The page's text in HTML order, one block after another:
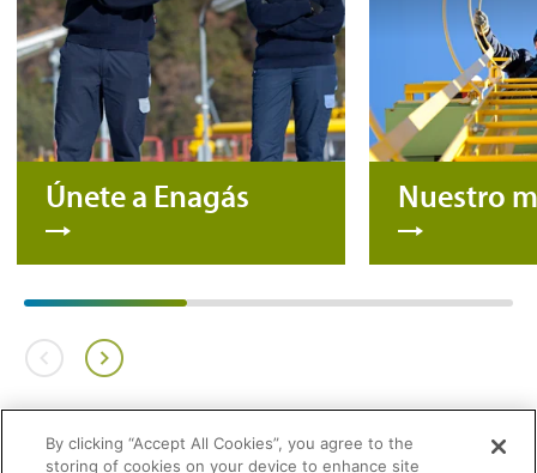
Únete a Enagás Nuestro
By clicking “Accept All Cookies”, you agree to the
storing of cookies on your device to enhance site